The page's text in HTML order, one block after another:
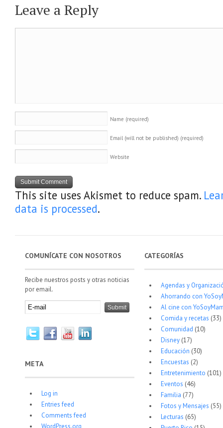
Leave a Reply
Name (required)
Email (will not be published) (required)
Website
This site uses Akismet to reduce spam.
data is processed.
COMUNÍCATE CON NOSOTROS
Recibe nuestros posts y otras noticias
por email.
META
Log in
Entries feed
Comments feed
WordPress.org
CATEGORÍAS
Agendas y
Ahorrando con
Al cine con
Comida y recetas (33)
Comunidad (10)
Disney(17)
Educación (30)
Encuestas (2)
Entretenimiento (101)
Eventos (46)
Familia (77)
Fotos y Mensajes (55)
Lecturas (65)